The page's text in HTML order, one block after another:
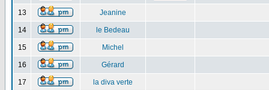
13 Jeanine
14 le Bedeau
15 Michel
16 Gérard
17 la diva verte